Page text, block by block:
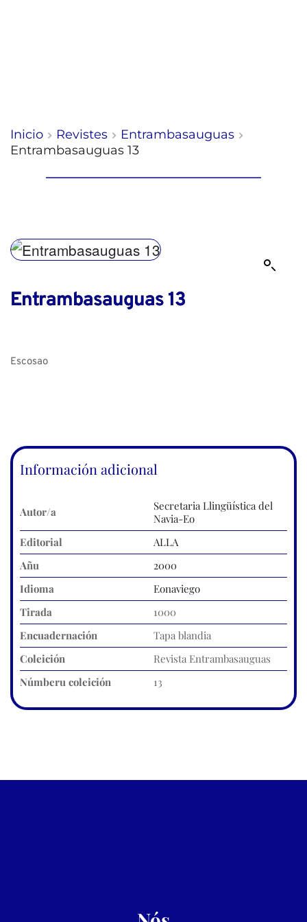
Inicio Revistes
Entrambasauguas
Entrambasauguas 13
Entrambasauguas 13
Escosao
Información adicional
Autor/a
Secretaria Llingüística del
Navia-Eo
Editorial
ALLA
Añu
2000
Idioma
Eonaviego
Tirada
1000
Encuadernación
Tapa blandia
Coleición
Revista Entrambasauguas
Númberu coleición
13